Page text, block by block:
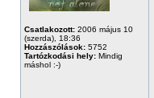
Csatlakozott: 2006 május 10
(szerda), 18:36
Hozzászólások: 5752
Tartózkodási hely: Mindig
máshol :-)